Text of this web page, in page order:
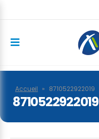
Accueil » 8710522922019
8710522922019